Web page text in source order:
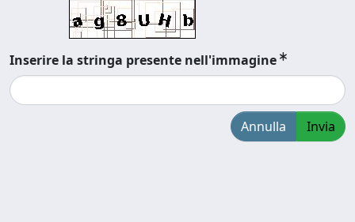
Inserire la stringa presente nell'immagine
Annulla Invia